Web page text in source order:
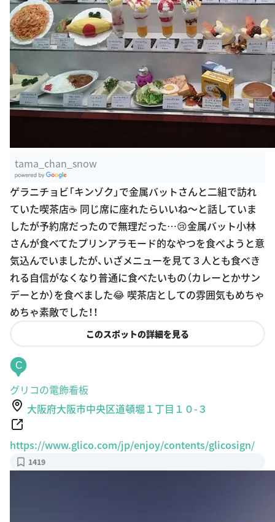
tama_chan_snow
oogle Plac
es
ゲラニチョビ「キンゾク」で金属バットさんと二組で訪れ
ていた喫茶店☕️ 同じ席に座れたらいいね〜と話していま
したが予約席だったので無理だった…😢金属バット小林
さんが食べてたプリンアラモード的なやつを食べようと意
気込んでいましたが、いざメニューを見て３人とも食べき
れる自信がなくなり普通に食べたいもの（カレーとかサン
デーとか）を食べました😂 喫茶店としての雰囲気もめちゃ
めちゃ素敵でした！！
このスポットの詳細を見る
C
グリコの電飾看板
大阪府大阪市中央区道頓堀１丁目１０-３
https://www.glico.com/jp/enjoy/contents/glicosign/
1419